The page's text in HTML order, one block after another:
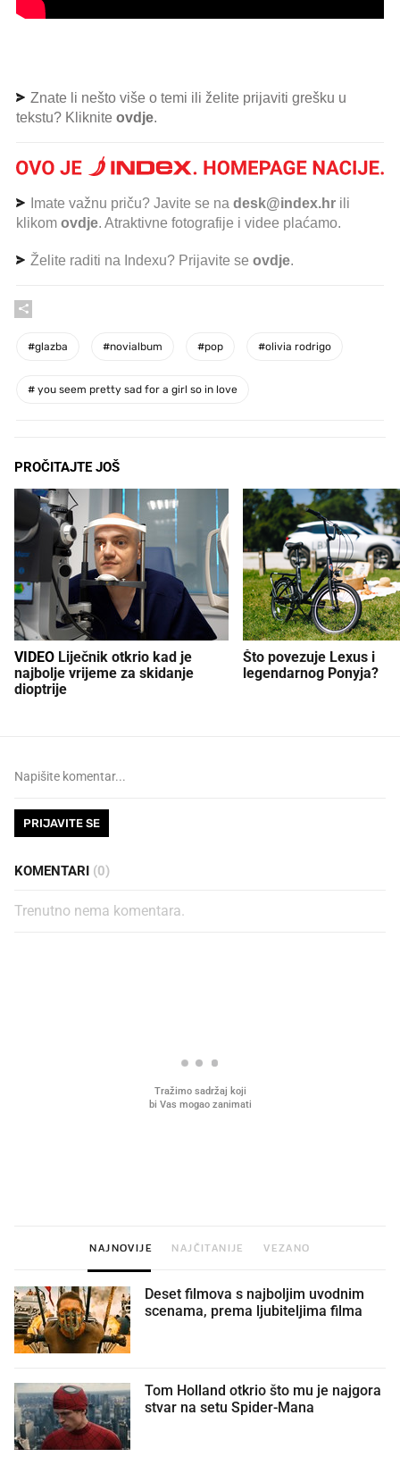
Znate li nešto više o temi ili želite prijaviti grešku u
tekstu? Kliknite ovdje.
Imate važnu priču? Javite se na desk@index.hr ili
klikom ovdje. Atraktivne fotografije i videe plaćamo.
Želite raditi na Indexu? Prijavite se ovdje.
#glazba #novialbum #pop #olivia rodrigo
# you seem pretty sad for a girl so in love
PROČITAJTE JOŠ
VIDEO
najbolje vrijeme za skidanje
dioptrije
Što povezuje Lexus i
legendarnog Ponyja?
PRIJAVITE SE
KOMENTARI (0)
Trenutno nema komentara.
NAJNOVIJE NAJČITANIJE VEZANO
Deset filmova s najboljim uvodnim
scenama, prema ljubiteljima filma
Tom Holland otkrio što mu je najgora
stvar na setu Spider-Mana